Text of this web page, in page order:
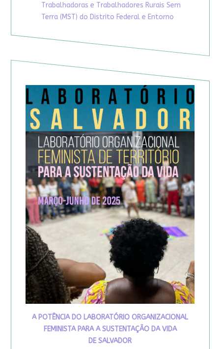
Trabalhadoras e Trabalhadores Rurais Sem
Terra (MST) do Distrito Federal e Entorno
A POTÊNCIA DO LABORATÓRIO ORGANIZACIONAL
FEMINISTA PARA A SUSTENTAÇÃO DA VIDA
DE SALVADOR